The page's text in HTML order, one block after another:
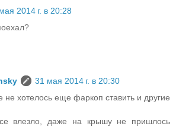
2014 г. в 20:28
31 мая 2014 г. в 20:30
не хотелось еще фаркоп ставить и другие
влезло, даже на крышу не пришлось